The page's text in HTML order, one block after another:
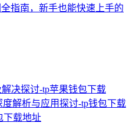
指南，新手也能快速上手的
决探讨-tp苹果钱包下载
解析与应用探讨-tp钱包下载
下载地址